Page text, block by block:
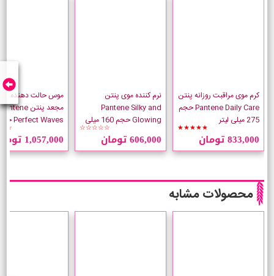
کرم موی مراقبت روزانه پنتن
Pantene Daily Care حجم
275 میلی لیتر
★★★★★
833,000 تومان
نرم کننده موی پنتن
Pantene Silky and
Glowing حجم 160 میلی
☆☆☆☆☆
606,000 تومان
موس حالت دهنده
مجعد پنتن Pantene
1,057,000 تومان
محصولات مشابه